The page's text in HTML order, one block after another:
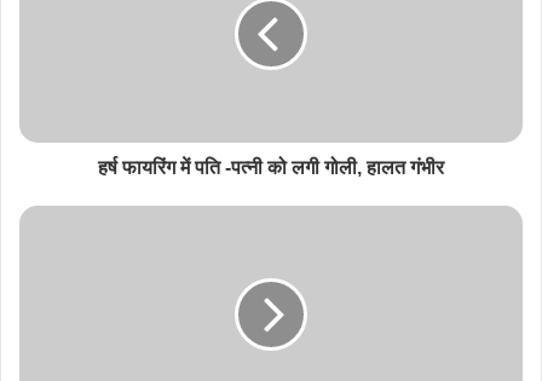
हर्ष फायरिंग में पति -पत्नी को लगी गोली, हालत गंभीर